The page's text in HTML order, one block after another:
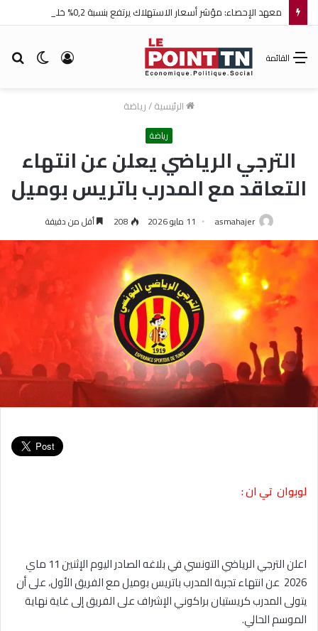
الوضع تسجيل
القائمة
الرئيسية/رياضة
رياضة
الترجي الرياضي يعلن عن انتهاء
التعاقد مع المدرب باتريس بوميل
asmahajer 11 مايو 2026 208 أقل من دقيقة
لوبوان تي ان :
اعلن الترجي الرياضي التونسي في بلاغه الصادر اليوم الإثنين 11 ماي
2026 عن انتهاء تجربة المدرب باتريس بوميل مع الفريق الأول، على أن
يتولى المدرب كريستيان براكوني الإشراف على الفريق إلى غاية نهاية
الموسم الحالي.